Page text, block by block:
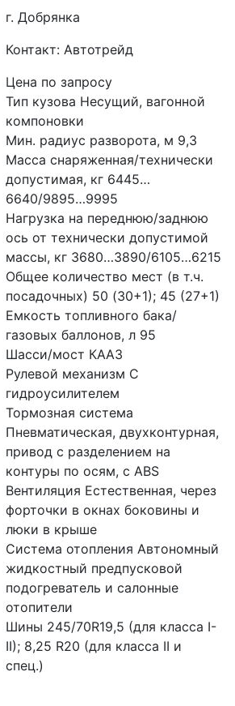
г. Добрянка
Контакт: Автотрейд
Цена по запросу
Тип кузова Несущий, вагонной
компоновки
Мин. радиус разворота, м 9,3
Масса снаряженная/технически
допустимая, кг 6445…
6640/9895…9995
Нагрузка на переднюю/заднюю
ось от технически допустимой
массы, кг 3680…3890/6105…6215
Общее количество мест (в т.ч.
посадочных) 50 (30+1); 45 (27+1)
Емкость топливного бака/
газовых баллонов, л 95
Шасси/мост КААЗ
Рулевой механизм С
гидроусилителем
Тормозная система
Пневматическая, двухконтурная,
привод с разделением на
контуры по осям, с ABS
Вентиляция Естественная, через
форточки в окнах боковины и
люки в крыше
Система отопления Автономный
жидкостный предпусковой
подогреватель и салонные
отопители
Шины 245/70R19,5 (для класса I-
II); 8,25 R20 (для класса II и
спец.)